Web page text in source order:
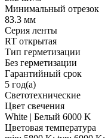
Минимальный отрезок
83.3 мм
Серия ленты
RT открытая
Тип герметизации
Без герметизации
Гарантийный срок
5 год(а)
Светотехнические
Цвет свечения
White | Белый 6000 K
Цветовая температура